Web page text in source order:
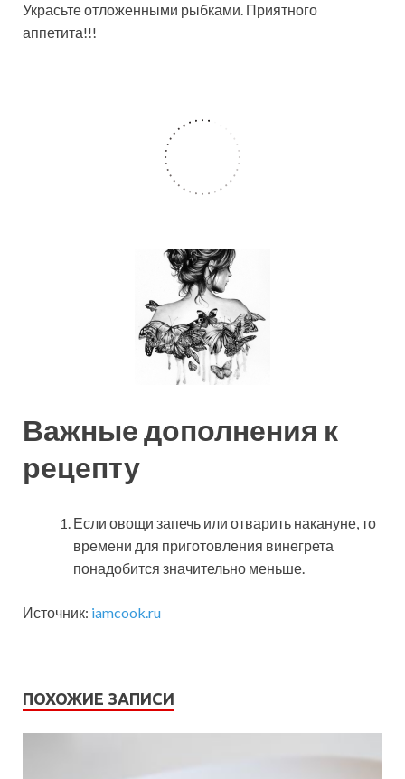
Украсьте отложенными рыбками. Приятного
аппетита!!!
Важные дополнения к
рецепту
Если овощи запечь или отварить накануне, то
времени для приготовления винегрета
понадобится значительно меньше.
Источник: iamcook.ru
ПОХОЖИЕ ЗАПИСИ